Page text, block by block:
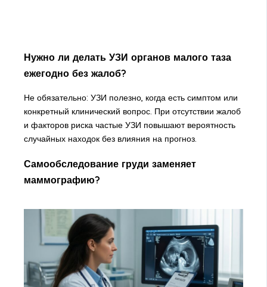
Нужно ли делать УЗИ органов малого таза
ежегодно без жалоб?
Не обязательно: УЗИ полезно, когда есть симптом или
конкретный клинический вопрос. При отсутствии жалоб
и факторов риска частые УЗИ повышают вероятность
случайных находок без влияния на прогноз.
Самообследование груди заменяет
маммографию?